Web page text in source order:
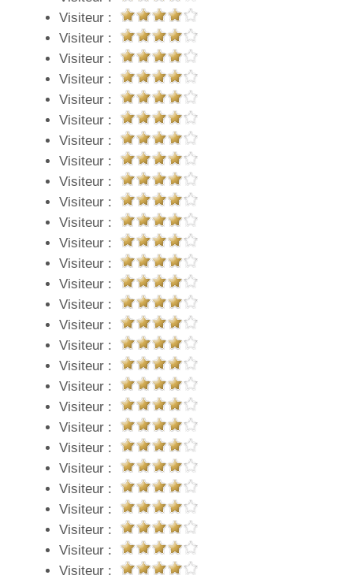
Visiteur :
Visiteur :
Visiteur :
Visiteur :
Visiteur :
Visiteur :
Visiteur :
Visiteur :
Visiteur :
Visiteur :
Visiteur :
Visiteur :
Visiteur :
Visiteur :
Visiteur :
Visiteur :
Visiteur :
Visiteur :
Visiteur :
Visiteur :
Visiteur :
Visiteur :
Visiteur :
Visiteur :
Visiteur :
Visiteur :
Visiteur :
Visiteur :